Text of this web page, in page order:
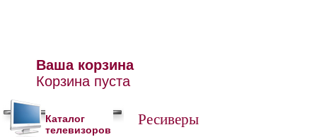
Ваша корзина
Корзина пуста
Каталог
телевизоров
Ресиверы